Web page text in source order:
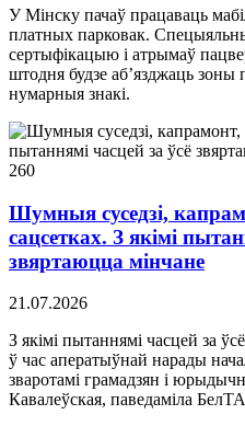
У Мінску пачаў працаваць
платных парковак.
сертыфікацыю і атрымаў
штодня будзе аб’язджаць зоны
нумарныя знакі.
260
Шумныя суседзі,
сацсетках. З якімі
звяртаюцца мінчане
21.07.2026
З якімі пытаннямі часцей за
ў час аператыўнай нарады
зваротамі грамадзян і
Кавалеўская, паведаміла